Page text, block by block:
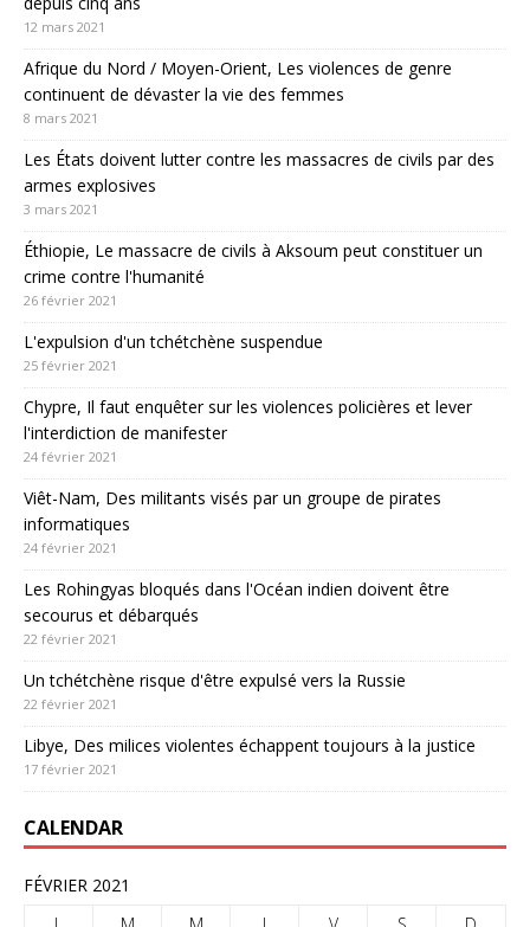
12 mars 2021
Afrique du Nord / Moyen-Orient, Les violences de genre
continuent de dévaster la vie des femmes
8 mars 2021
Les États doivent lutter contre les massacres de civils par des
armes explosives
3 mars 2021
Éthiopie, Le massacre de civils à Aksoum peut constituer un
crime contre l'humanité
26 février 2021
L'expulsion d'un tchétchène suspendue
25 février 2021
Chypre, Il faut enquêter sur les violences policières et lever
l'interdiction de manifester
24 février 2021
Viêt-Nam, Des militants visés par un groupe de pirates
informatiques
24 février 2021
Les Rohingyas bloqués dans l'Océan indien doivent être
secourus et débarqués
22 février 2021
Un tchétchène risque d'être expulsé vers la Russie
22 février 2021
Libye, Des milices violentes échappent toujours à la justice
17 février 2021
CALENDAR
FÉVRIER 2021